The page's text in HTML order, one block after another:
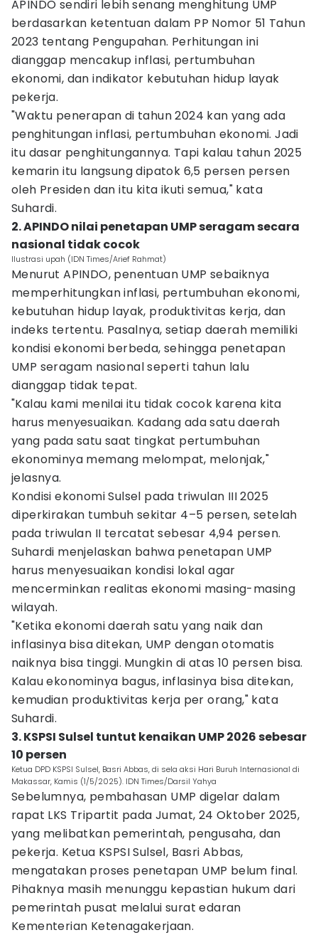
APINDO sendiri lebih senang menghitung UMP
berdasarkan ketentuan dalam PP Nomor 51 Tahun
2023 tentang Pengupahan. Perhitungan ini
dianggap mencakup inflasi, pertumbuhan
ekonomi, dan indikator kebutuhan hidup layak
pekerja.
"Waktu penerapan di tahun 2024 kan yang ada
penghitungan inflasi, pertumbuhan ekonomi. Jadi
itu dasar penghitungannya. Tapi kalau tahun 2025
kemarin itu langsung dipatok 6,5 persen persen
oleh Presiden dan itu kita ikuti semua," kata
Suhardi.
2. APINDO nilai penetapan UMP seragam secara
nasional tidak cocok
Ilustrasi upah (IDN Times/Arief Rahmat)
Menurut APINDO, penentuan UMP sebaiknya
memperhitungkan inflasi, pertumbuhan ekonomi,
kebutuhan hidup layak, produktivitas kerja, dan
indeks tertentu. Pasalnya, setiap daerah memiliki
kondisi ekonomi berbeda, sehingga penetapan
UMP seragam nasional seperti tahun lalu
dianggap tidak tepat.
"Kalau kami menilai itu tidak cocok karena kita
harus menyesuaikan. Kadang ada satu daerah
yang pada satu saat tingkat pertumbuhan
ekonominya memang melompat, melonjak,"
jelasnya.
Kondisi ekonomi Sulsel pada triwulan III 2025
diperkirakan tumbuh sekitar 4–5 persen, setelah
pada triwulan II tercatat sebesar 4,94 persen.
Suhardi menjelaskan bahwa penetapan UMP
harus menyesuaikan kondisi lokal agar
mencerminkan realitas ekonomi masing-masing
wilayah.
"Ketika ekonomi daerah satu yang naik dan
inflasinya bisa ditekan, UMP dengan otomatis
naiknya bisa tinggi. Mungkin di atas 10 persen bisa.
Kalau ekonominya bagus, inflasinya bisa ditekan,
kemudian produktivitas kerja per orang," kata
Suhardi.
3. KSPSI Sulsel tuntut kenaikan UMP 2026 sebesar
10 persen
Ketua DPD KSPSI Sulsel, Basri Abbas, di sela aksi Hari Buruh Internasional di
Makassar, Kamis (1/5/2025). IDN Times/Darsil Yahya
Sebelumnya, pembahasan UMP digelar dalam
rapat LKS Tripartit pada Jumat, 24 Oktober 2025,
yang melibatkan pemerintah, pengusaha, dan
pekerja. Ketua KSPSI Sulsel, Basri Abbas,
mengatakan proses penetapan UMP belum final.
Pihaknya masih menunggu kepastian hukum dari
pemerintah pusat melalui surat edaran
Kementerian Ketenagakerjaan.